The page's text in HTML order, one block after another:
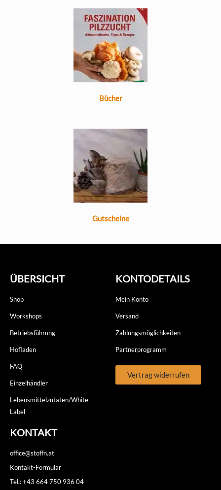
Bücher
Gutscheine
ÜBERSICHT
Shop
Workshops
Betriebsführung
Hofladen
FAQ
Einzelhändler
Lebensmittelzutaten/White-
Label
KONTODETAILS
Mein Konto
Versand
Zahlungsmöglichkeiten
Partnerprogramm
Vertrag widerrufen
KONTAKT
office@stoffn.at
Kontakt-Formular
Tel.: +43 664 750 936 04